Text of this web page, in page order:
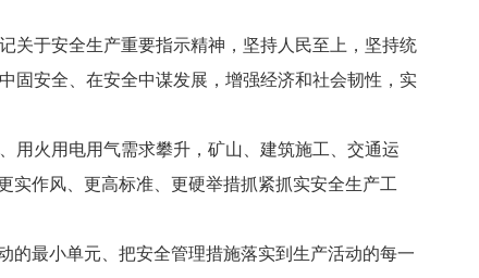
关于安全生产重要指示精神，坚持人民至上，坚持统
固安全、在安全中谋发展，增强经济和社会韧性，实
用火用电用气需求攀升，矿山、建筑施工、交通运
实作风、更高标准、更硬举措抓紧抓实安全生产工
的最小单元、把安全管理措施落实到生产活动的每一